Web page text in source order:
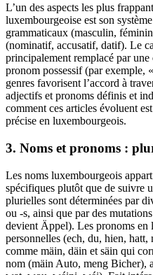
L’un des aspects les plus
luxembourgeoise est son
grammaticaux (masculin,
(nominatif, accusatif, datif). Le
principalement remplacé par
pronom possessif (par exemple,
genres favorisent l’accord à
adjectifs et pronoms définis et
comment ces articles évoluent
précise en luxembourgeois.
3. Noms et pronoms :
Les noms luxembourgeois
spécifiques plutôt que de suivre
plurielles sont déterminées par
ou -s, ainsi que par des
devient Äppel). Les pronoms en
personnelles (ech, du, hien, hatt,
comme mäin, däin et säin qui
nom (mäin Auto, meng Bicher),